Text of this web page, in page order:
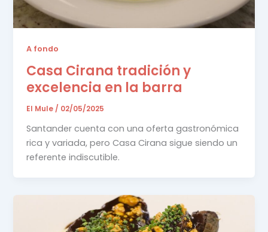
A fondo
Casa Cirana tradición y
excelencia en la barra
El Mule/ 02/05/2025
Santander cuenta con una oferta gastronómica
rica y variada, pero Casa Cirana sigue siendo un
referente indiscutible.